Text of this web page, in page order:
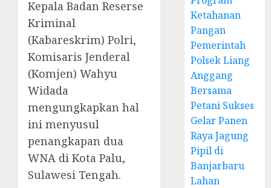
Kepala Badan Reserse
Kriminal
(Kabareskrim) Polri,
Komisaris Jenderal
(Komjen) Wahyu
Widada
mengungkapkan hal
ini menyusul
penangkapan dua
WNA di Kota Palu,
Sulawesi Tengah.
Ketahanan
Pangan
Pemerintah
Polsek Liang
Anggang
Bersama
Petani Sukses
Gelar Panen
Raya Jagung
Pipil di
Banjarbaru
Lahan